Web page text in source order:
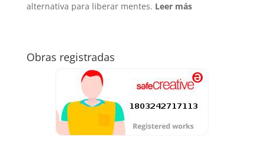
alternativa para liberar mentes. Leer más
Obras registradas